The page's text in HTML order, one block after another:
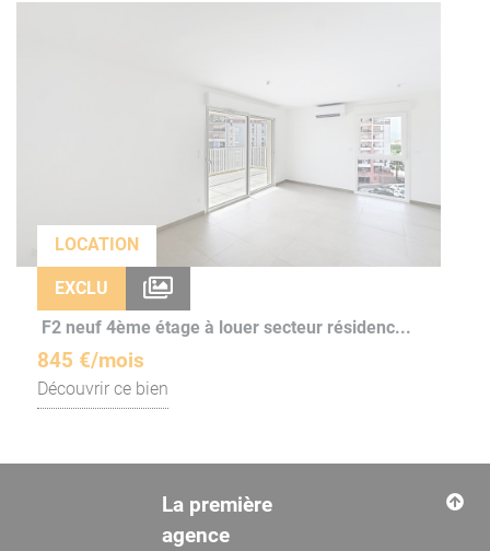
LOCATION
EXCLU
F2 neuf 4ème étage à louer secteur résidenc...
845 €/mois
Découvrir ce bien
La première
agence